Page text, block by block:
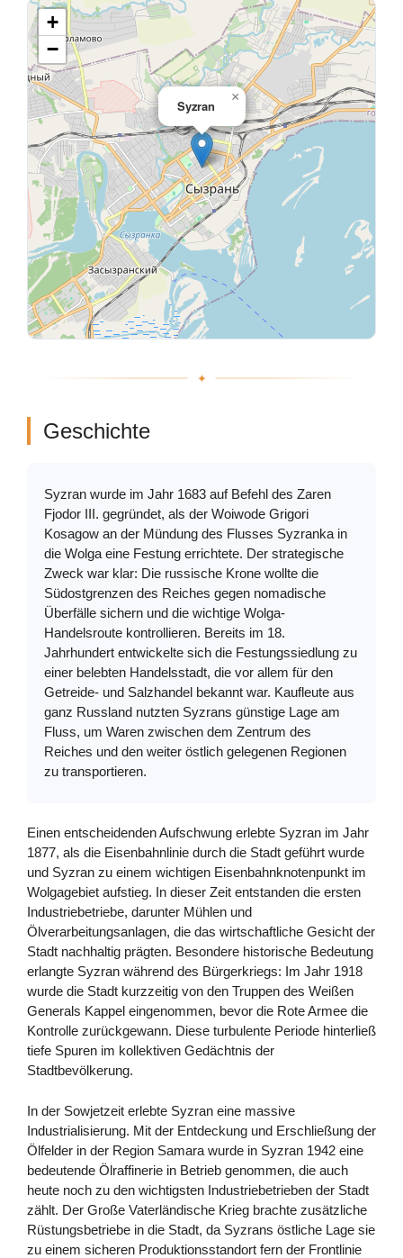
Syzran
×
+
−
Geschichte
Syzran wurde im Jahr 1683 auf Befehl des Zaren
Fjodor III. gegründet, als der Woiwode Grigori
Kosagow an der Mündung des Flusses Syzranka in
die Wolga eine Festung errichtete. Der strategische
Zweck war klar: Die russische Krone wollte die
Südostgrenzen des Reiches gegen nomadische
Überfälle sichern und die wichtige Wolga-
Handelsroute kontrollieren. Bereits im 18.
Jahrhundert entwickelte sich die Festungssiedlung zu
einer belebten Handelsstadt, die vor allem für den
Getreide- und Salzhandel bekannt war. Kaufleute aus
ganz Russland nutzten Syzrans günstige Lage am
Fluss, um Waren zwischen dem Zentrum des
Reiches und den weiter östlich gelegenen Regionen
zu transportieren.
Einen entscheidenden Aufschwung erlebte Syzran im Jahr
1877, als die Eisenbahnlinie durch die Stadt geführt wurde
und Syzran zu einem wichtigen Eisenbahnknotenpunkt im
Wolgagebiet aufstieg. In dieser Zeit entstanden die ersten
Industriebetriebe, darunter Mühlen und
Ölverarbeitungsanlagen, die das wirtschaftliche Gesicht der
Stadt nachhaltig prägten. Besondere historische Bedeutung
erlangte Syzran während des Bürgerkriegs: Im Jahr 1918
wurde die Stadt kurzzeitig von den Truppen des Weißen
Generals Kappel eingenommen, bevor die Rote Armee die
Kontrolle zurückgewann. Diese turbulente Periode hinterließ
tiefe Spuren im kollektiven Gedächtnis der
Stadtbevölkerung.
In der Sowjetzeit erlebte Syzran eine massive
Industrialisierung. Mit der Entdeckung und Erschließung der
Ölfelder in der Region Samara wurde in Syzran 1942 eine
bedeutende Ölraffinerie in Betrieb genommen, die auch
heute noch zu den wichtigsten Industriebetrieben der Stadt
zählt. Der Große Vaterländische Krieg brachte zusätzliche
Rüstungsbetriebe in die Stadt, da Syzrans östliche Lage sie
zu einem sicheren Produktionsstandort fern der Frontlinie